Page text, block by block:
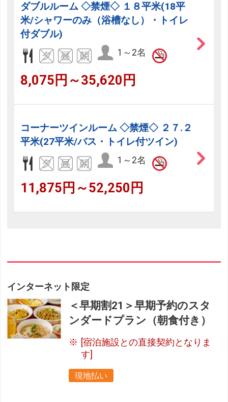
ダブルルーム ◇禁煙◇ １８平米(18平
米/シャワーのみ（浴槽なし）・トイレ
付ダブル)
1～2名
8,075円～35,620円
コーナーツインルーム ◇禁煙◇ ２７.２
平米(27平米/バス・トイレ付ツイン)
1～2名
11,875円～52,250円
インターネット限定
＜早期割21＞早期予約のスタ
ンダードプラン（朝食付き）
[宿泊施設との直接契約となりま
す]
現地払い